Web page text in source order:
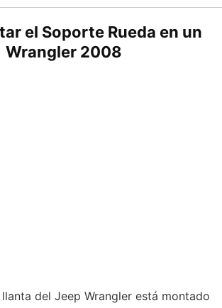
el Soporte Rueda en un
Wrangler 2008
del Jeep Wrangler está montado